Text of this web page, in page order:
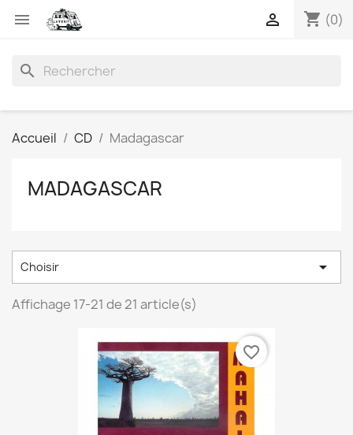
 shopping_cart (0)

search
Accueil CD Madagascar
MADAGASCAR
Choisir 
Affichage 17-21 de 21 article(s)
favorite_border